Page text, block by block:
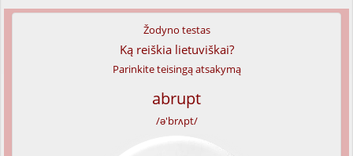
Žodyno testas
Ką reiškia lietuviškai?
Parinkite teisingą atsakymą
abrupt
/ə'brʌpt/